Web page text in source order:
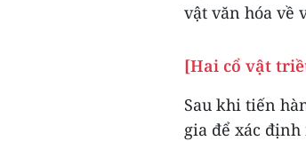
vật văn hóa về
[Hai cổ vật
Sau khi tiến
gia để xác